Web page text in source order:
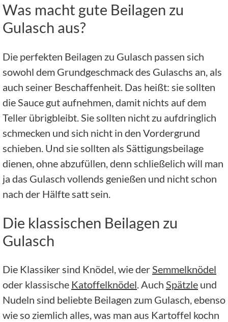
Was macht gute Beilagen zu
Gulasch aus?
Die perfekten Beilagen zu Gulasch passen sich
sowohl dem Grundgeschmack des Gulaschs an, als
auch seiner Beschaffenheit. Das heißt: sie sollten
die Sauce gut aufnehmen, damit nichts auf dem
Teller übrigbleibt. Sie sollten nicht zu aufdringlich
schmecken und sich nicht in den Vordergrund
schieben. Und sie sollten als Sättigungsbeilage
dienen, ohne abzufüllen, denn schließelich will man
ja das Gulasch vollends genießen und nicht schon
nach der Hälfte satt sein.
Die klassischen Beilagen zu
Gulasch
Die Klassiker sind Knödel, wie derSemmelknödel
oder klassische Katoffelknödel. Auch Spätzle und
Nudeln sind beliebte Beilagen zum Gulasch, ebenso
wie so ziemlich alles, was man aus Kartoffel kochn